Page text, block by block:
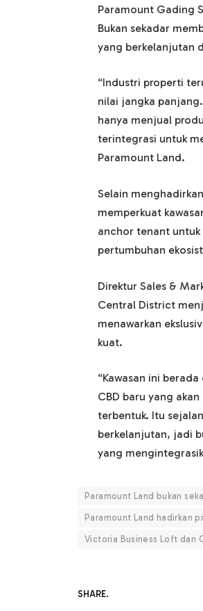
Paramount Gading
Bukan sekadar
yang berkelanjutan
“Industri properti
nilai jangka
hanya menjual
terintegrasi untuk
Paramount Land.
Selain
memperkuat
anchor tenant untuk
pertumbuhan
Direktur Sales &
Central District
menawarkan
kuat.
“Kawasan ini
CBD baru yang
terbentuk. Itu
berkelanjutan, jadi
yang
Paramount Land bukan
Paramount Land hadirkan
Victoria Business Loft dan
SHARE.